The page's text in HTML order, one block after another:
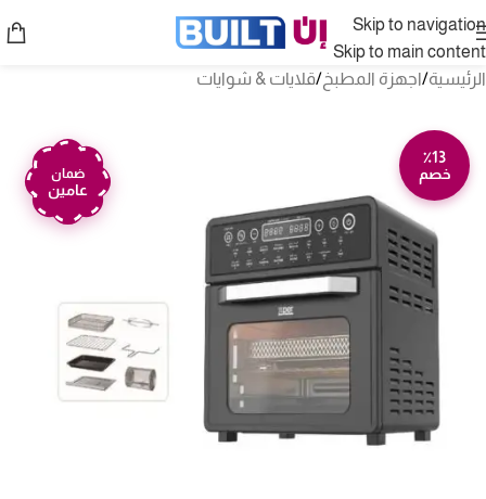
Skip to navigation
Skip to main content
الرئيسية/اجهزة المطبخ/قلايات & شوايات
٪13
خصم
ضمان
عامين